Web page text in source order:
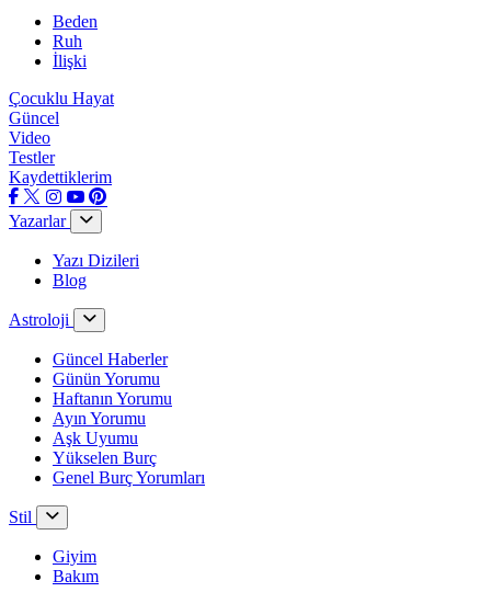
Beden
Ruh
İlişki
Çocuklu Hayat
Güncel
Video
Testler
Kaydettiklerim
Yazarlar
Yazı Dizileri
Blog
Astroloji
Güncel Haberler
Günün Yorumu
Haftanın Yorumu
Ayın Yorumu
Aşk Uyumu
Yükselen Burç
Genel Burç Yorumları
Stil
Giyim
Bakım